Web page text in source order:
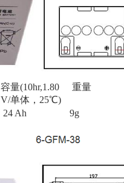
容量(10hr,1.80
V/单体，25℃)
重量
24 Ah 9g